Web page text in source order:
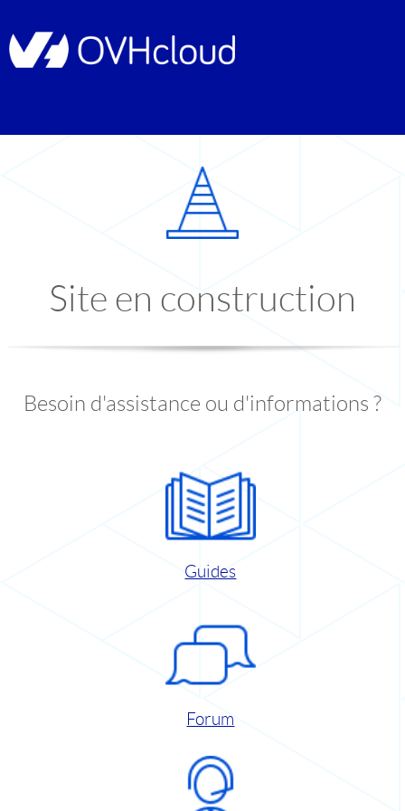
Site en construction
Besoin d'assistance ou d'informations ?
Guides
Forum